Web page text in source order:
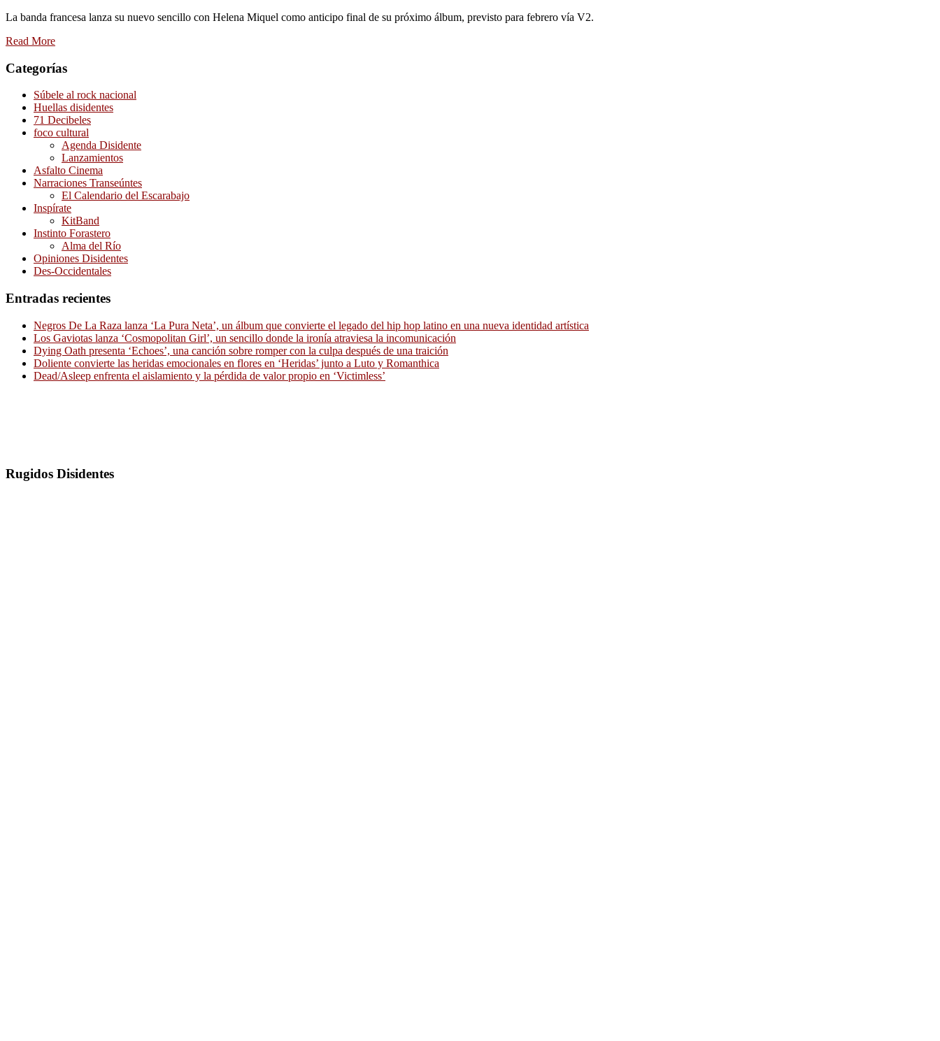
La banda francesa lanza su nuevo sencillo con Helena Miquel como anticipo final de su próximo álbum, previsto para febrero vía V2.
Read More
Categorías
Súbele al rock nacional
Huellas disidentes
71 Decibeles
foco cultural
Agenda Disidente
Lanzamientos
Asfalto Cinema
Narraciones Transeúntes
El Calendario del Escarabajo
Inspírate
KitBand
Instinto Forastero
Alma del Río
Opiniones Disidentes
Des-Occidentales
Entradas recientes
Negros De La Raza lanza ‘La Pura Neta’, un álbum que convierte el legado del hip hop latino en una nueva identidad artística
Los Gaviotas lanza ‘Cosmopolitan Girl’, un sencillo donde la ironía atraviesa la incomunicación
Dying Oath presenta ‘Echoes’, una canción sobre romper con la culpa después de una traición
Doliente convierte las heridas emocionales en flores en ‘Heridas’ junto a Luto y Romanthica
Dead/Asleep enfrenta el aislamiento y la pérdida de valor propio en ‘Victimless’
Rugidos Disidentes